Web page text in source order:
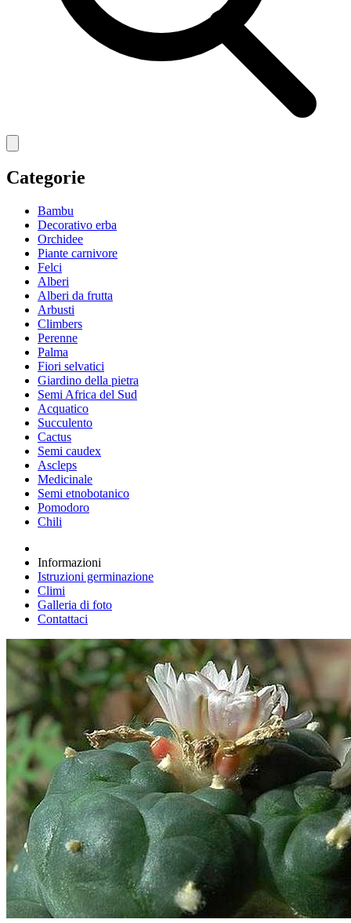
Categorie
Bambu
Decorativo erba
Orchidee
Piante carnivore
Felci
Alberi
Alberi da frutta
Arbusti
Climbers
Perenne
Palma
Fiori selvatici
Giardino della pietra
Semi Africa del Sud
Acquatico
Succulento
Cactus
Semi caudex
Ascleps
Medicinale
Semi etnobotanico
Pomodoro
Chili
Informazioni
Istruzioni germinazione
Climi
Galleria di foto
Contattaci